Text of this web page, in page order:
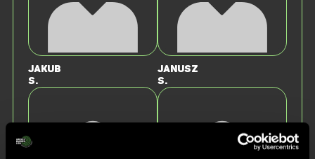
Jakub
S.
Janusz
S.